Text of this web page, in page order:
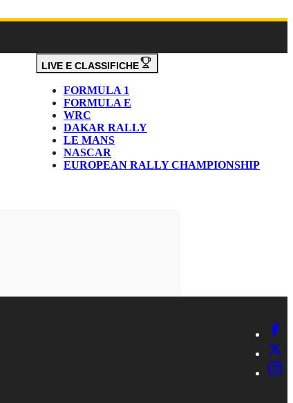
LIVE E CLASSIFICHE
FORMULA 1
FORMULA E
WRC
DAKAR RALLY
LE MANS
NASCAR
EUROPEAN RALLY CHAMPIONSHIP